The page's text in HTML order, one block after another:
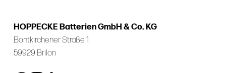
HOPPECKE Batterien GmbH & Co. KG
Bontkirchener Straße 1
59929 Brilon